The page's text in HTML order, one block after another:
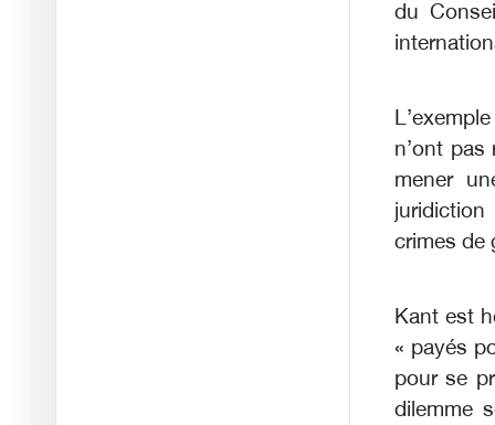
du
n’ont pas
mener
crimes de
Kant est
« payés
pour se
dilemme